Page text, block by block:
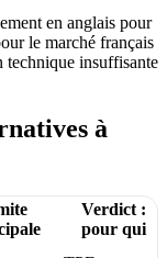
en anglais pour
le marché français
technique insuffisante
à
Verdict :
pour qui